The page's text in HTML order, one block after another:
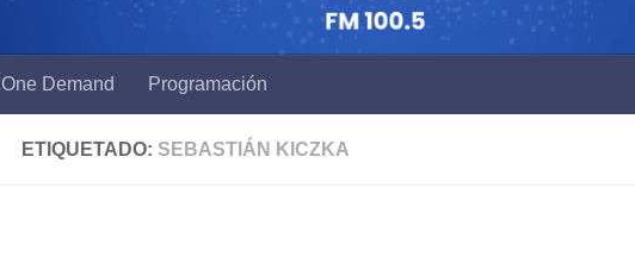
One Demand Programación
ETIQUETADO: SEBASTIÁN KICZKA